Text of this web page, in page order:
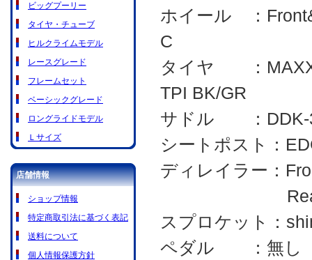
ホイール ：
C
タイヤ ：
TPI BK/GR
サドル ：DDK-
シートポスト：
ディレイラー：
Rear
スプロケット：
ペダル ：無し
ビッグプーリー
タイヤ・チューブ
ヒルクライムモデル
レースグレード
フレームセット
ベーシックグレード
ロングライドモデル
Ｌサイズ
店舗情報
ショップ情報
特定商取引法に基づく表記
送料について
個人情報保護方針